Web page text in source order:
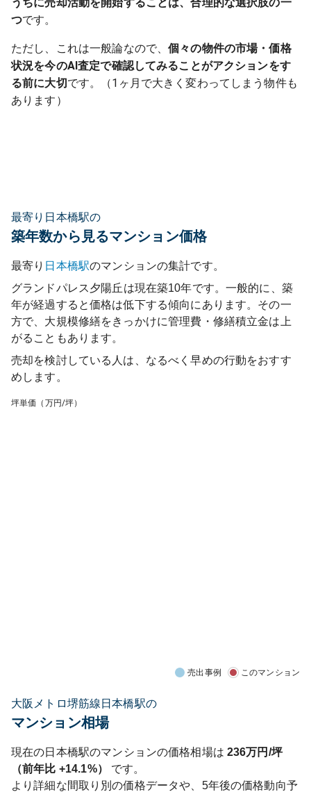
つです。
ただし、これは一般論なので、個々の物件の市場・価格
状況を今のAI査定で確認してみることがアクションをす
る前に大切です。（1ヶ月で大きく変わってしまう物件も
あります）
最寄り日本橋駅の
築年数から見るマンション価格
最寄り 日本橋駅のマンションの集計です。
グランドパレス夕陽丘 は現在築10年です。一般的に、築
年が経過すると価格は低下する傾向にあります。その一
方で、大規模修繕をきっかけに管理費・修繕積立金は上
がることもあります。
売却を検討している人は、なるべく早めの行動をおすす
めします。
坪単価（万円/坪）
売出事例 このマンション
大阪メトロ堺筋線日本橋駅の
マンション相場
現在の日本橋駅のマンションの価格相場は 236万円/坪
（前年比 +14.1%）
です。
より詳細な間取り別の価格データや、5年後の価格動向予